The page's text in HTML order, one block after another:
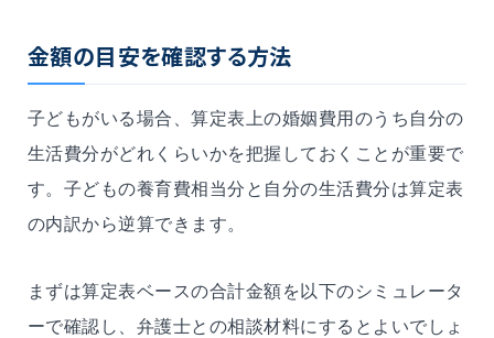
金額の目安を確認する方法
子どもがいる場合、算定表上の婚姻費用のうち自分の
生活費分がどれくらいかを把握しておくことが重要で
す。子どもの養育費相当分と自分の生活費分は算定表
の内訳から逆算できます。
まずは算定表ベースの合計金額を以下のシミュレータ
ーで確認し、弁護士との相談材料にするとよいでしょ